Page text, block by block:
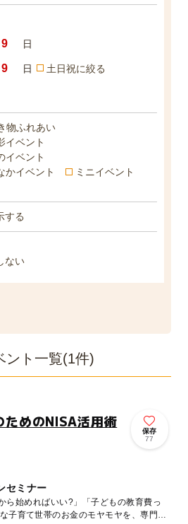
日
日 土日祝に絞る
物ふれあい
イベント
イベント
かイベント
ミニイベント
する
ない
ント一覧(1件)
ためのNISA活用術
保存
77
セミナー
ら始めればいい?」「子どもの教育費っ
育て世帯のお金のモヤモヤを、専門の